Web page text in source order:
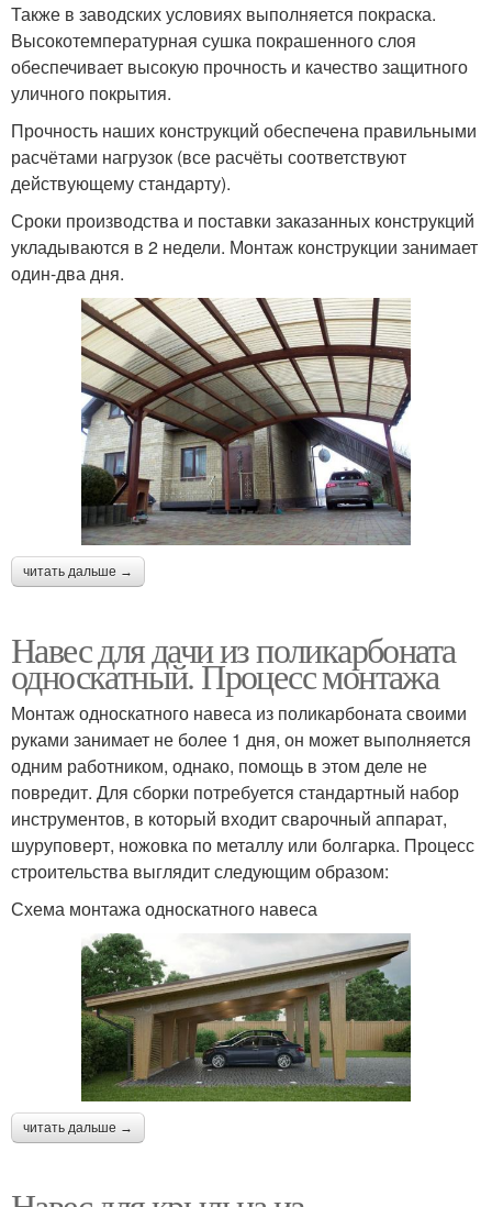
Также в заводских условиях выполняется покраска.
Высокотемпературная сушка покрашенного слоя
обеспечивает высокую прочность и качество защитного
уличного покрытия.
Прочность наших конструкций обеспечена правильными
расчётами нагрузок (все расчёты соответствуют
действующему стандарту).
Сроки производства и поставки заказанных конструкций
укладываются в 2 недели. Монтаж конструкции занимает
один-два дня.
читать дальше →
Навес для дачи из поликарбоната
односкатный. Процесс монтажа
Монтаж односкатного навеса из поликарбоната своими
руками занимает не более 1 дня, он может выполняется
одним работником, однако, помощь в этом деле не
повредит. Для сборки потребуется стандартный набор
инструментов, в который входит сварочный аппарат,
шуруповерт, ножовка по металлу или болгарка. Процесс
строительства выглядит следующим образом:
Схема монтажа односкатного навеса
читать дальше →